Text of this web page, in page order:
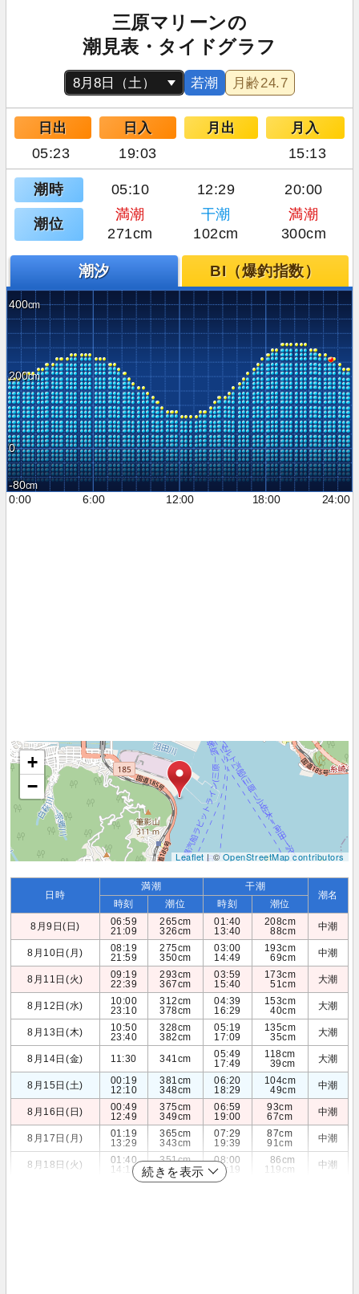
三原マリーンの
潮見表・タイドグラフ
若潮 月齢24.7
日出 日入 月出 月入
05:23 19:03 15:13
潮時 05:10 12:29 20:00
潮位
満潮 干潮
満潮
271cm
102cm 300cm
潮汐 BI（爆釣指数）
400
200
0
-80
0:00
6:00 12:00 18:00 24:00
+
−
Leaflet| ©OpenStreetMap contributors
日時
満潮 干潮
潮名
時刻 潮位 時刻
潮位
8月9日(日)
06:59
21:09
265cm
326cm
01:40
13:40
208cm
88cm
中潮
8月10日(月)
08:19
21:59
275cm
350cm
03:00
14:49
193cm
69cm
中潮
8月11日(火)
09:19
22:39
293cm
367cm
03:59
15:40
173cm
51cm
大潮
8月12日(水)
10:00
23:10
312cm
378cm
04:39
16:29
153cm
40cm
大潮
8月13日(木)
10:50
23:40
328cm
382cm
05:19
17:09
135cm
35cm
大潮
8月14日(金) 11:30 341cm
05:49
17:49
118cm
39cm
大潮
8月15日(土)
00:19
12:10
381cm
348cm
06:20
18:29
104cm
49cm
中潮
8月16日(日)
00:49
12:49
375cm
349cm
06:59
19:00
93cm
67cm
中潮
8月17日(月)
01:19
13:29
365cm
343cm
07:29
19:39
87cm
91cm
中潮
8月18日(火)
01:40
14:10
351cm
331cm
08:00
20:19
86cm
119cm
中潮
続きを表示